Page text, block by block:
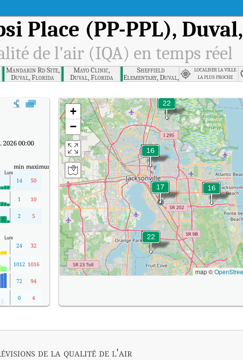
Place (PP-PPL),
de l'air (IQA) en temps réel
Mandarin Rd Site,
Duval, Florida
Mayo Clinic,
Duval, Florida
Sheffield
Elementary, Duval,
Florida
LOCALISER LA VILLE
LA PLUS PROCHE
qualité de l'air (IQA) à Pepsi Place (PP-PPL), Duval, Florida en temps réel.
00:00
min maximum
14 50
1 10
2
5
24 32
1012 1016
72 94
0 4
+
−
map ©
de la qualité de l'air